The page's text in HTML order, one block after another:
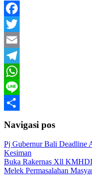
Facebook
Twitter
Email
Telegram
WhatsApp
Line
Navigasi pos
Pj Gubernur Bali Deadline
Kesiman
Buka Rakernas Xll
Melek Permasalahan